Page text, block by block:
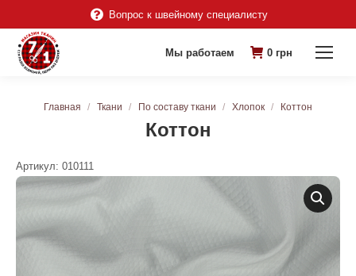
Вопрос к швейному специалисту
Мы работаем 0 грн
Коттон
Вы здесь:
Главная Ткани По составу ткани Хлопок Коттон
Артикул: 010111